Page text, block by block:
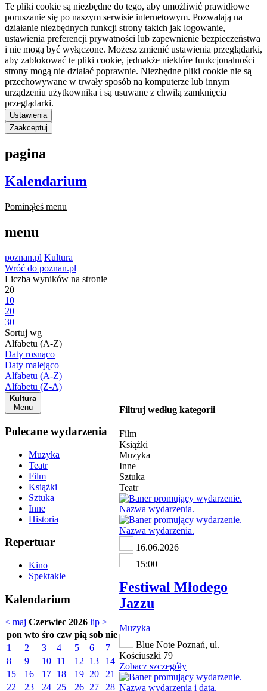
Te pliki cookie są niezbędne do tego, aby umożliwić prawidłowe
poruszanie się po naszym serwisie internetowym. Pozwalają na
działanie niezbędnych funkcji strony takich jak logowanie,
ustawienia preferencji prywatności lub zapewnienie bezpieczeństwa
i nie mogą być wyłączone. Możesz zmienić ustawienia przeglądarki,
aby zablokować te pliki cookie, jednakże niektóre funkcjonalności
strony mogą nie działać poprawnie. Niezbędne pliki cookie nie są
przechowywane w trwały sposób na komputerze lub innym
urządzeniu użytkownika i są usuwane z chwilą zamknięcia
przeglądarki.
Ustawienia
Zaakceptuj
pagina
Kalendarium
Pominąłeś menu
menu
poznan.pl Kultura
Wróć do poznan.pl
Liczba wyników na stronie
20
10
20
30
Sortuj wg
Alfabetu (A-Z)
Daty rosnąco
Daty malejąco
Alfabetu (A-Z)
Alfabetu (Z-A)
Kultura
Menu
Polecane wydarzenia
Muzyka
Teatr
Film
Książki
Sztuka
Inne
Historia
Repertuar
Kino
Spektakle
Kalendarium
< maj Czerwiec 2026 lip >
pon wto śro czw pią sob nie
1
2 3 4 5 6
7
8
9 10 11 12 13
14
15
16 17 18 19 20
21
22
23 24 25 26 27
28
Filtruj według kategorii
Film
Książki
Muzyka
Inne
Sztuka
Teatr
16.06.2026
15:00
Festiwal Młodego
Jazzu
Muzyka
Blue Note Poznań, ul.
Kościuszki 79
Zobacz szczegóły